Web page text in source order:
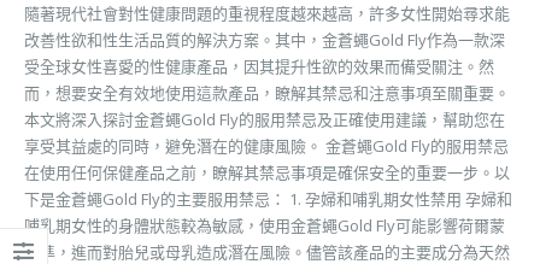
隨著現代社會對性健康問題的重視程度越來越高，許多女性開始尋求能
改善性欲和性生活品質的解決方案。其中，金蒼蠅Gold Fly作為一款深
受全球女性喜愛的性健康產品，因其提升性欲的效果而備受關注。然
而，想要安全有效地使用這款產品，瞭解其禁忌和注意事項至關重要。
本文將深入探討金蒼蠅Gold Fly的服用禁忌及正確使用建議，幫助您在
享受其益處的同時，避免潛在的健康風險。 金蒼蠅Gold Fly的服用禁忌
在使用任何保健產品之前，瞭解其禁忌事項是確保安全的重要一步。以
下是金蒼蠅Gold Fly的主要服用禁忌： 1. 孕婦和哺乳期女性禁用 孕婦和
哺乳期女性的身體狀態較為敏感，使用金蒼蠅Gold Fly可能影響荷爾蒙
水準，進而對胎兒或母乳造成潛在風險。儘管該產品的主要成分為天然